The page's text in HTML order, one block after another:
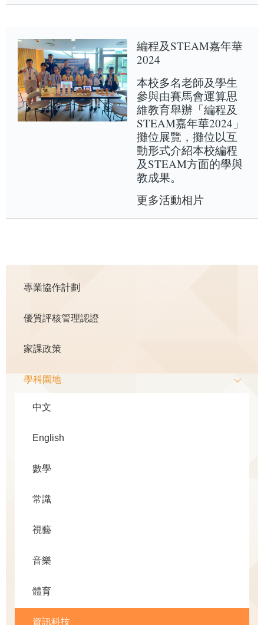
編程及STEAM嘉年華
2024
本校多名老師及學生
參與由賽馬會運算思
維教育舉辦「編程及
STEAM嘉年華2024」
攤位展覽，攤位以互
動形式介紹本校編程
及STEAM方面的學與
教成果。
更多活動相片
navigation
專業協作計劃
優質評核管理認證
家課政策
學科園地
中文
English
數學
常識
視藝
音樂
體育
資訊科技